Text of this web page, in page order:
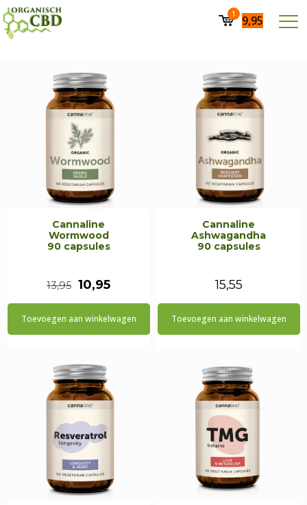
1 9,95
Cannaline
Wormwood
90 capsules
13,95 Oorspronkelijke
prijs
10,95Huidige
prijs
Toevoegen aan winkelwagen
Cannaline
Ashwagandha
90 capsules
15,55
Toevoegen aan winkelwagen